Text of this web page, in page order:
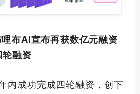
布AI宣布再获数亿元融资
轮融资
内成功完成四轮融资，创下